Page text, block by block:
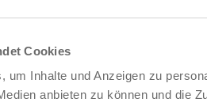
Cookies
um Inhalte und Anzeigen zu
anbieten zu können und die